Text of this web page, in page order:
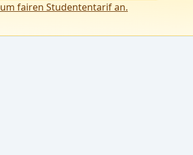
fairen Studententarif an.